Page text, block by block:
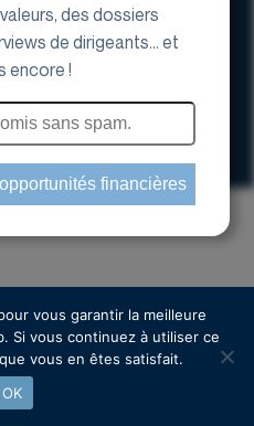
75008 Paris
Corporate
des dossiers
de dirigeants... et
encore !
vous garantir la meilleure
Si vous continuez à utiliser ce
vous en êtes satisfait.
OK